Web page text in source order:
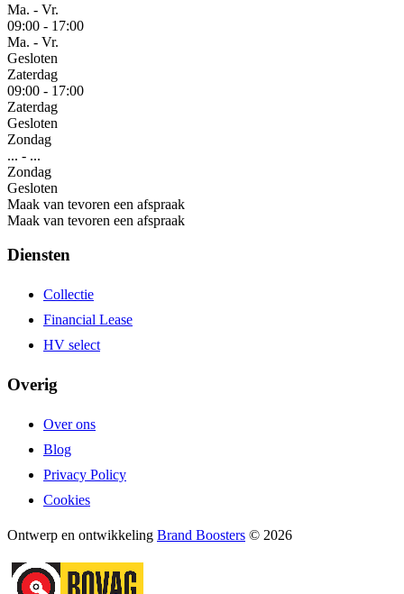
Ma. - Vr.
09:00 - 17:00
Ma. - Vr.
Gesloten
Zaterdag
09:00 - 17:00
Zaterdag
Gesloten
Zondag
... - ...
Zondag
Gesloten
Maak van tevoren een afspraak
Maak van tevoren een afspraak
Diensten
Collectie
Financial Lease
HV select
Overig
Over ons
Blog
Privacy Policy
Cookies
Ontwerp en ontwikkeling Brand Boosters © 2026